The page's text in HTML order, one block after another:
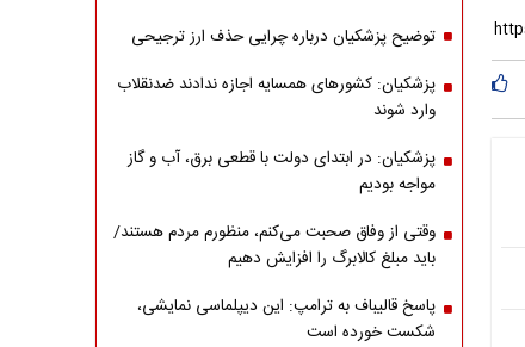
توضیح پزشکیان درباره چرایی حذف ارز ترجیحی
پزشکیان: کشورهای همسایه اجازه ندادند ضدنقلاب
وارد شوند
پزشکیان: در ابتدای دولت با قطعی برق، آب و گاز
مواجه بودیم
وقتی از وفاق صحبت می‌کنم، منظورم مردم هستند/
باید مبلغ کالابرگ را افزایش دهیم
پاسخ قالیباف به ترامپ: این دیپلماسی نمایشی،
شکست خورده است